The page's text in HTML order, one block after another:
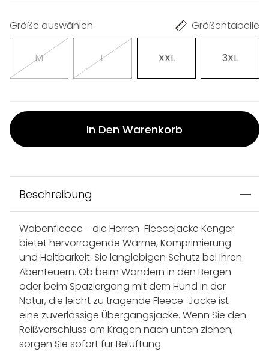
Größe auswählen Größentabelle
M L XXL 3XL
In Den Warenkorb
Beschreibung
Wabenfleece - die Herren-Fleecejacke Kenger
bietet hervorragende Wärme, Komprimierung
und Haltbarkeit. Sie langlebigen Schutz bei Ihren
Abenteuern. Ob beim Wandern in den Bergen
oder beim Spaziergang mit dem Hund in der
Natur, die leicht zu tragende Fleece-Jacke ist
eine zuverlässige Übergangsjacke. Wenn Sie den
Reißverschluss am Kragen nach unten ziehen,
sorgen Sie sofort für Belüftung.